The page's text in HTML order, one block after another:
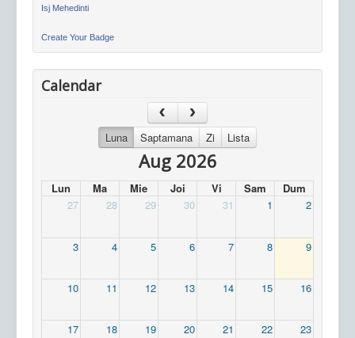
Isj Mehedinti
Create Your Badge
Calendar
Luna Saptamana Zi Lista
Aug 2026
Lun Ma Mie Joi Vi Sam
Dum
27
28 29 30 31 1 2
3 4 5 6 7 8 9
10 11 12 13 14 15 16
17 18 19 20 21 22 23